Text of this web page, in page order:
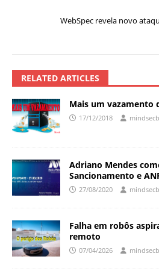
WebSpec revela novo
RELATED ARTICLES
Mais um vazamento
17/12/2018
Adriano Mendes
Sancionamento e
27/08/2020
Falha em robôs
remoto
07/04/2026